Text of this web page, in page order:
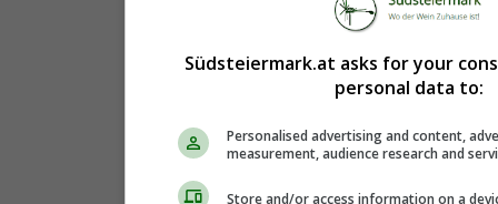
Südsteiermark.at asks for your
personal data to:
Personalised advertising and content,
measurement, audience research and
Store and/or access information on a